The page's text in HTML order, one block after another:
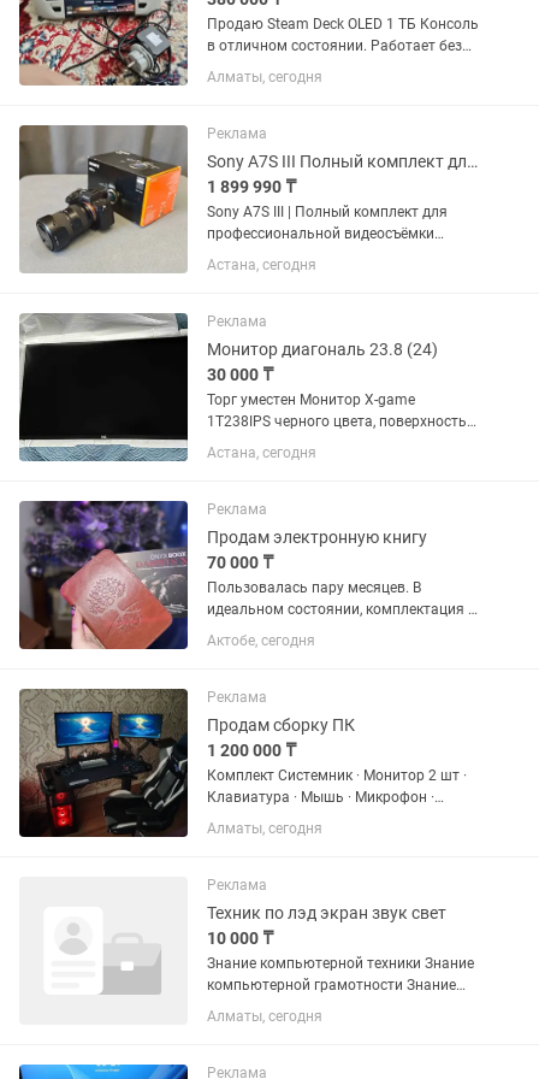
Продаю Steam Deck OLED 1 ТБ Консоль
в отличном состоянии. Работает без
нареканий, экран без дефектов, все
кнопки, стики и триггеры полностью
Алматы, сегодня
Реклама
Sony A7S III Полный комплект для профессиональной видеосъёмки
1 899 990 ₸
Sony A7S III | Полный комплект для
профессиональной видеосъёмки
Продам полностью готовый комплект
для фото- и видеосъёмки. Комплект
A7S III Body Tamron 28–75mm...
Астана, сегодня
Реклама
Монитор диагональ 23.8 (24)
30 000 ₸
Торг уместен Монитор X-game
1T238IPS черного цвета, поверхность
экрана матовая Диагональ 23.8
Разрешение 1920х1080 Full HD Частота
Яркость 250 кд/м2 Интерфейсы...
Астана, сегодня
Реклама
Продам электронную книгу
70 000 ₸
Пользовалась пару месяцев. В
идеальном состоянии, комплектация и
коробка имеется. Характеристики
Экран: Топовый бумагоподобный
максимальной четкостью (300 ppi).
Глаза не...
Актобе, сегодня
Реклама
Продам сборку ПК
1 200 000 ₸
Комплект Системник · Монитор 2 шт ·
Клавиатура · Мышь · Микрофон ·
Кронштейны · Стол · Стул · Камера ---
Стоимость - Системный блок — 859 990
Итого — 983 990...
Алматы, сегодня
Реклама
Техник по лэд экран звук свет
10 000 ₸
Знание компьютерной техники Знание
компьютерной грамотности Знание
русского языка Быстро обучаемость
Физическая сила Ответственный
Алматы, сегодня
Реклама